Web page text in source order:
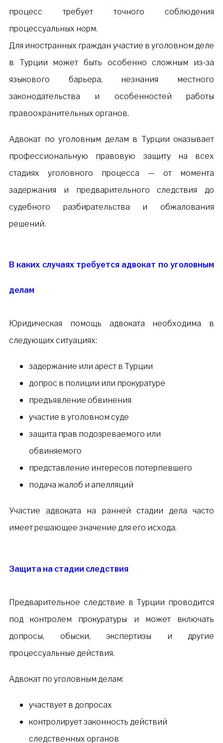
процесс требует точного соблюдения
процессуальных норм.
Для иностранных граждан участие в уголовном деле
в Турции может быть особенно сложным из-за
языкового барьера, незнания местного
законодательства и особенностей работы
правоохранительных органов.
Адвокат по уголовным делам в Турции оказывает
профессиональную правовую защиту на всех
стадиях уголовного процесса — от момента
задержания и предварительного следствия до
судебного разбирательства и обжалования
решений.
В каких случаях требуется адвокат по уголовным
делам
Юридическая помощь адвоката необходима в
следующих ситуациях:
задержание или арест в Турции
допрос в полиции или прокуратуре
предъявление обвинения
участие в уголовном суде
защита прав подозреваемого или
обвиняемого
представление интересов потерпевшего
подача жалоб и апелляций
Участие адвоката на ранней стадии дела часто
имеет решающее значение для его исхода.
Защита на стадии следствия
Предварительное следствие в Турции проводится
под контролем прокуратуры и может включать
допросы, обыски, экспертизы и другие
процессуальные действия.
Адвокат по уголовным делам:
участвует в допросах
контролирует законность действий
следственных органов